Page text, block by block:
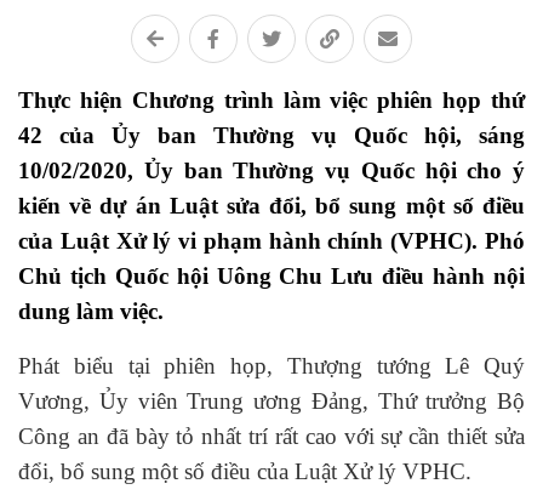
Thực hiện Chương trình làm việc phiên họp thứ
42 của Ủy ban Thường vụ Quốc hội, sáng
10/02/2020, Ủy ban Thường vụ Quốc hội cho ý
kiến về dự án Luật sửa đổi, bổ sung một số điều
của Luật Xử lý vi phạm hành chính (VPHC). Phó
Chủ tịch Quốc hội Uông Chu Lưu điều hành nội
dung làm việc.
Phát biểu tại phiên họp, Thượng tướng Lê Quý
Vương, Ủy viên Trung ương Đảng, Thứ trưởng Bộ
Công an đã bày tỏ nhất trí rất cao với sự cần thiết sửa
đổi, bổ sung một số điều của Luật Xử lý VPHC.